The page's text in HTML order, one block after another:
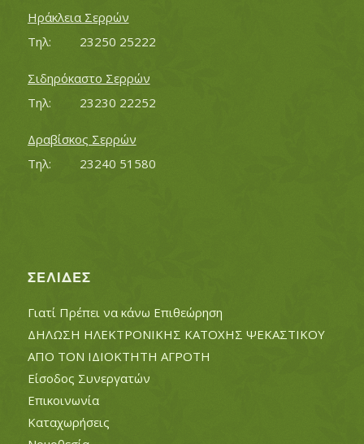
Ηράκλεια Σερρών
Τηλ:		23250 25222
Σιδηρόκαστο Σερρών
Τηλ:		23230 22252
Δραβίσκος Σερρών
Τηλ:		23240 51580
ΣΕΛΊΔΕΣ
Γιατί Πρέπει να κάνω Επιθεώρηση
ΔΗΛΩΣΗ ΗΛΕΚΤΡΟΝΙΚΗΣ ΚΑΤΟΧΗΣ ΨΕΚΑΣΤΙΚΟΥ
ΑΠΟ ΤΟΝ ΙΔΙΟΚΤΗΤΗ ΑΓΡΟΤΗ
Είσοδος Συνεργατών
Επικοινωνία
Καταχωρήσεις